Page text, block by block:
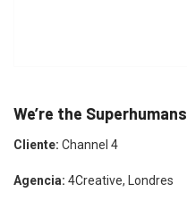
We’re the Superhumans
Cliente: Channel 4
Agencia: 4Creative, Londres